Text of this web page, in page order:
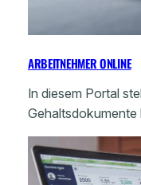
ARBEITNEHMER ONLINE
In diesem Portal
Gehaltsdokumente